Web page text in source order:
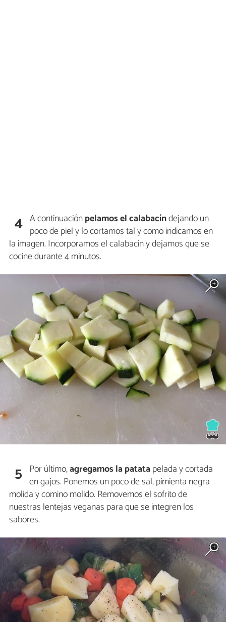
4 A continuaciónpelamos el calabacíndejando un
poco de piel y lo cortamos tal y como indicamos en
la imagen. Incorporamos el calabacín y dejamos que se
cocine durante 4 minutos.
5 Por último,agregamos la patatapelada y cortada
en gajos. Ponemos un poco de sal, pimienta negra
molida y comino molido. Removemos el sofrito de
nuestras lentejas veganas para que se integren los
sabores.